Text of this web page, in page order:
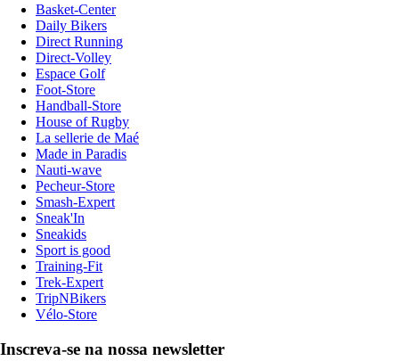
Basket-Center
Daily Bikers
Direct Running
Direct-Volley
Espace Golf
Foot-Store
Handball-Store
House of Rugby
La sellerie de Maé
Made in Paradis
Nauti-wave
Pecheur-Store
Smash-Expert
Sneak'In
Sneakids
Sport is good
Training-Fit
Trek-Expert
TripNBikers
Vélo-Store
Inscreva-se na nossa newsletter